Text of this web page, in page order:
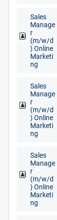
Sales
Manage
r
(m/w/d
) Online
Marketi
ng
Sales
Manage
r
(m/w/d
) Online
Marketi
ng
Sales
Manage
r
(m/w/d
) Online
Marketi
ng